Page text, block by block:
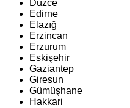
Düzce
Edirne
Elazığ
Erzincan
Erzurum
Eskişehir
Gaziantep
Giresun
Gümüşhane
Hakkari